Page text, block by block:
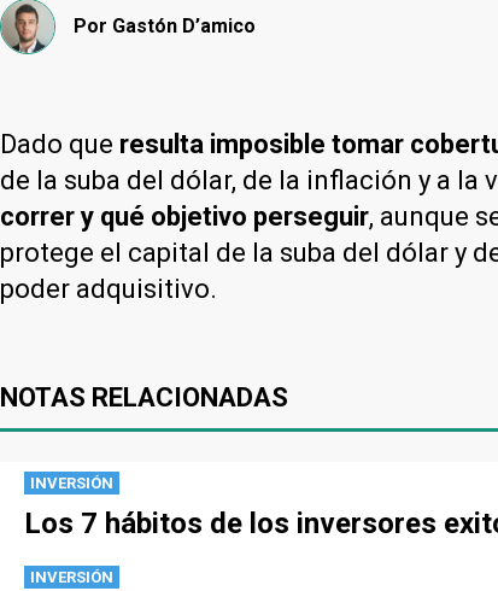
Por Gastón D’amico
Dado que resulta imposible tomar
de la suba del dólar, de la inflación y a
correr y qué objetivo perseguir, aunque
protege el capital de la suba del dólar y
poder adquisitivo.
NOTAS RELACIONADAS
INVERSIÓN
Los 7 hábitos de los inversores
INVERSIÓN